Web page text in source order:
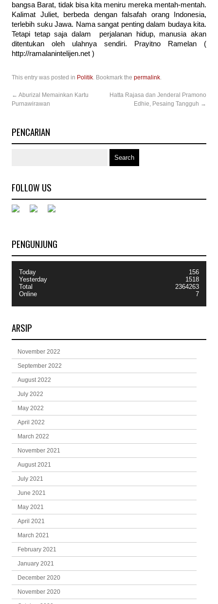
bangsa Barat, tidak bisa kita meniru mereka mentah-mentah.
Kalimat Juliet, berbeda dengan falsafah orang Indonesia,
terlebih suku Jawa. Nama sangat penting dalam budaya kita.
Tetapi tetap saja dalam perjalanan hidup, manusia akan
ditentukan oleh ulahnya sendiri. Prayitno Ramelan (
http://ramalanintelijen.net )
This entry was posted in Politik. Bookmark the permalink.
← Aburizal Memainkan Kartu
Purnawirawan
Hatta Rajasa dan Jenderal Pramono
Edhie, Pesaing Tangguh →
PENCARIAN
FOLLOW US
PENGUNJUNG
Today
Yesterday
Total
Online
156
1518
2364263
7
ARSIP
November 2022
September 2022
August 2022
July 2022
May 2022
April 2022
March 2022
November 2021
August 2021
July 2021
June 2021
May 2021
April 2021
March 2021
February 2021
January 2021
December 2020
November 2020